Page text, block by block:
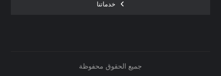
خدماتنا
جميع الحقوق محفوظة